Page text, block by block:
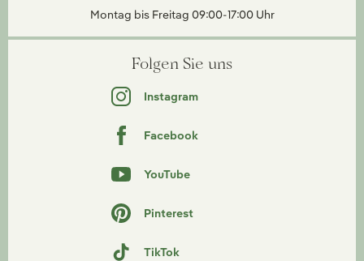
Montag bis Freitag 09:00-17:00 Uhr
Folgen Sie uns
Instagram
Facebook
YouTube
Pinterest
TikTok